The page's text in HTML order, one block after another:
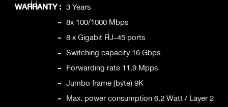
WARRANTY : 3 Years
- 8x 100/1000 Mbps
- 8 x Gigabit RJ-45 ports
- Switching capacity 16 Gbps
- Forwarding rate 11.9 Mpps
- Jumbo frame (byte) 9K
- Max. power consumption 6.2 Watt / Layer 2